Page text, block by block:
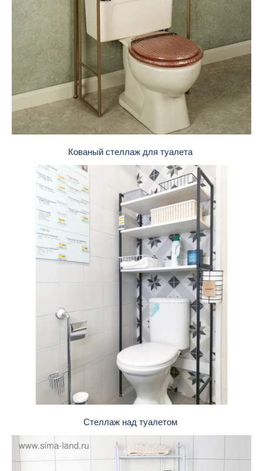
Кованый стеллаж для туалета
Стеллаж над туалетом